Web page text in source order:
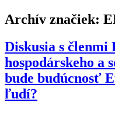
Archív značiek:
Diskusia s členmi
hospodárskeho a
bude budúcnosť
ľudí?